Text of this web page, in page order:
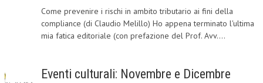
ATTO COSTITUTIVO E STATUTO
OBIETTIVI
Come prevenire i rischi in ambito tributario ai fini della
compliance (di Claudio Melillo) Ho appena terminato l'ultima
mia fatica editoriale (con prefazione del Prof. Avv....
Eventi culturali: Novembre e Dicembre